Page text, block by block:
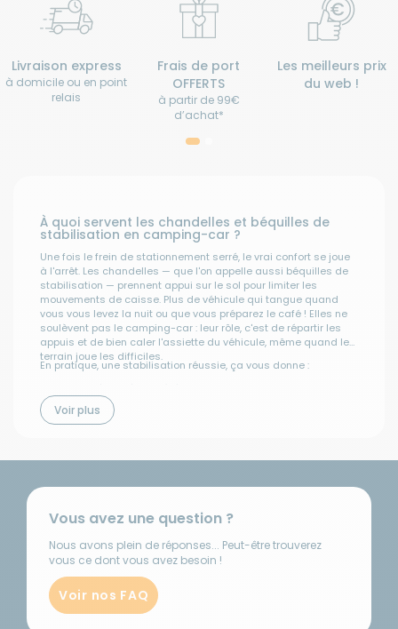
Livraison express
à domicile ou en point
relais
Frais de port
OFFERTS
à partir de 99€
d’achat*
Les meilleurs prix
du web !
À quoi servent les chandelles et béquilles de
stabilisation en camping-car ?
Une fois le frein de stationnement serré, le vrai confort se joue
à l'arrêt. Les chandelles — que l'on appelle aussi béquilles de
stabilisation — prennent appui sur le sol pour limiter les
mouvements de caisse. Plus de véhicule qui tangue quand
vous vous levez la nuit ou que vous préparez le café ! Elles ne
soulèvent pas le camping-car : leur rôle, c'est de répartir les
appuis et de bien caler l'assiette du véhicule, même quand le
terrain joue les difficiles.
En pratique, une stabilisation réussie, ça vous donne :
irrégulier.
Beaucoup moins de balancements quand vous bougez à
durée.
Sur une caravane, on monte généralement des béquilles ou
car, ce sont les vérins arrière qui s'en chargent. Le but reste le
même partout : un véhicule bien posé, stable et agréable à
vivre.
Chandelles, vérins, crics : quel accessoire de
stabilisation choisir ?
Voir plus
Vous avez une question ?
Nous avons plein de réponses... Peut-être trouverez
vous ce dont vous avez besoin !
Voir nos FAQ